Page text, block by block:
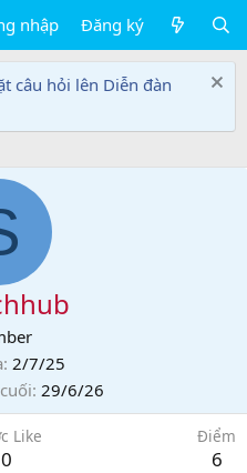
nhập Đăng ký
câu hỏi lên Diễn đàn
2/7/25
29/6/26
Like
0
Điểm
6